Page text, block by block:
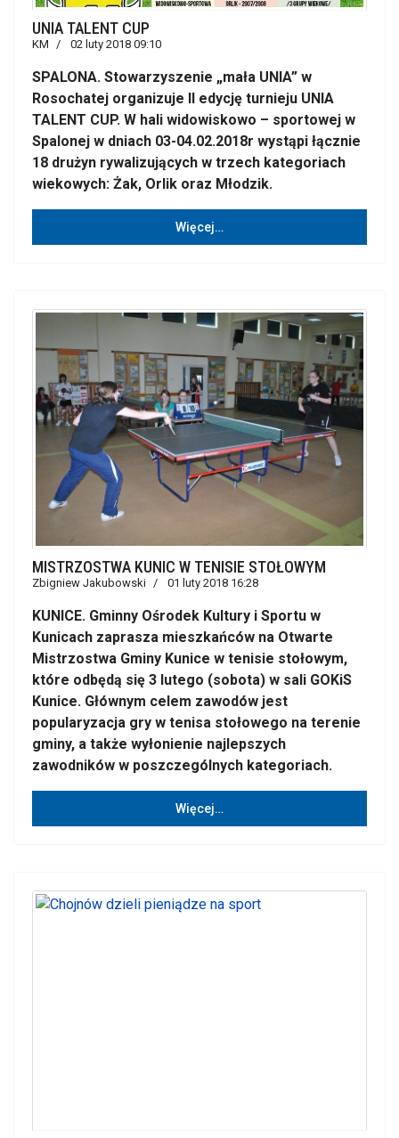
UNIA TALENT CUP
KM 02 luty 2018 09:10
SPALONA. Stowarzyszenie „mała UNIA” w
Rosochatej organizuje II edycję turnieju UNIA
TALENT CUP. W hali widowiskowo – sportowej w
Spalonej w dniach 03-04.02.2018r wystąpi łącznie
18 drużyn rywalizujących w trzech kategoriach
wiekowych: Żak, Orlik oraz Młodzik.
Więcej…
MISTRZOSTWA KUNIC W TENISIE STOŁOWYM
Zbigniew Jakubowski 01 luty 2018 16:28
KUNICE. Gminny Ośrodek Kultury i Sportu w
Kunicach zaprasza mieszkańców na Otwarte
Mistrzostwa Gminy Kunice w tenisie stołowym,
które odbędą się 3 lutego (sobota) w sali GOKiS
Kunice. Głównym celem zawodów jest
popularyzacja gry w tenisa stołowego na terenie
gminy, a także wyłonienie najlepszych
zawodników w poszczególnych kategoriach.
Więcej…